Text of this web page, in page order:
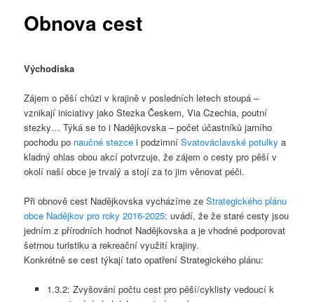
Obnova cest
Východiska
Zájem o pěší chůzi v krajině v posledních letech stoupá –
vznikají iniciativy jako Stezka Českem, Via Czechia, poutní
stezky… Týká se to i Nadějkovska – počet účastníků jarního
pochodu po naučné stezce i podzimníSvatováclavské potulky a
kladný ohlas obou akcí potvrzuje, že zájem o cesty pro pěší v
okolí naší obce je trvalý a stojí za to jim věnovat péči.
Při obnově cest Nadějkovska vycházíme zeStrategického plánu
obce Nadějkov pro roky 2016-2025: uvádí, že že staré cesty jsou
jedním z přírodních hodnot Nadějkovska a je vhodné podporovat
šetrnou turistiku a rekreační využití krajiny.
Konkrétně se cest týkají tato opatření Strategického plánu:
1.3.2: Zvyšování počtu cest pro pěší/cyklisty vedoucí k